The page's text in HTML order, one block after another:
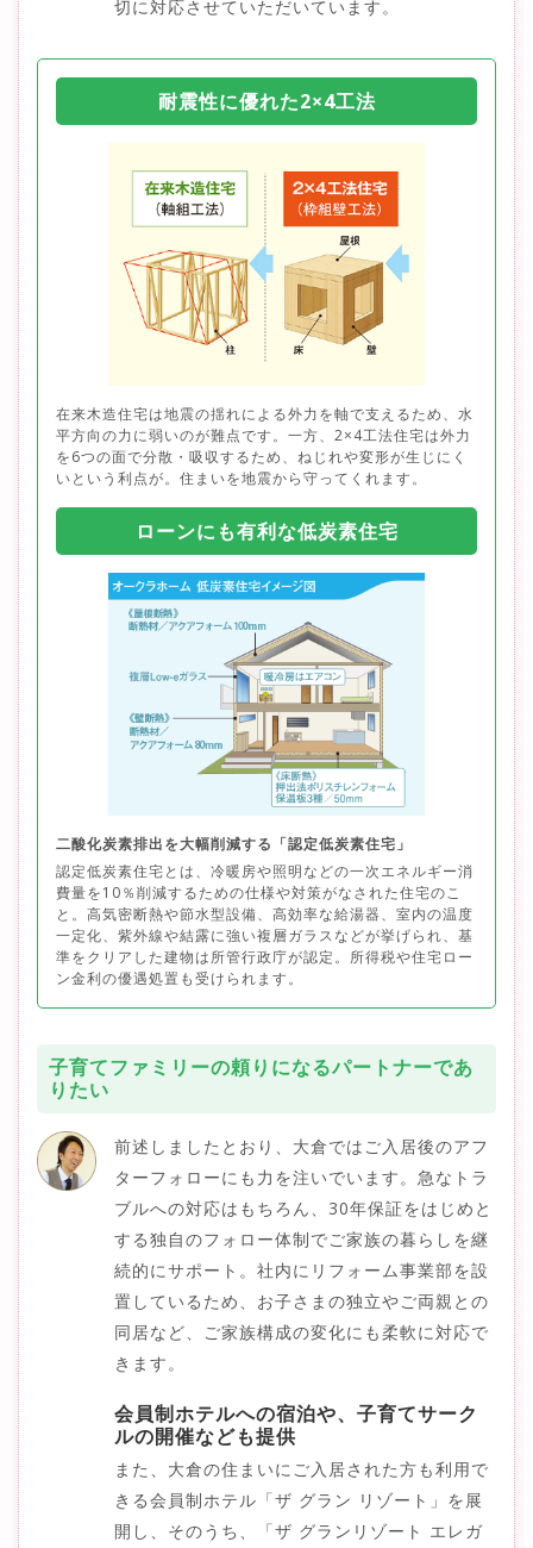
切に対応させていただいています。
耐震性に優れた2×4工法
在来木造住宅は地震の揺れによる外力を軸で支えるため、水
平方向の力に弱いのが難点です。一方、2×4工法住宅は外力
を6つの面で分散・吸収するため、ねじれや変形が生じにく
いという利点が。住まいを地震から守ってくれます。
ローンにも有利な低炭素住宅
二酸化炭素排出を大幅削減する「認定低炭素住宅」
認定低炭素住宅とは、冷暖房や照明などの一次エネルギー消
費量を10％削減するための仕様や対策がなされた住宅のこ
と。高気密断熱や節水型設備、高効率な給湯器、室内の温度
一定化、紫外線や結露に強い複層ガラスなどが挙げられ、基
準をクリアした建物は所管行政庁が認定。所得税や住宅ロー
ン金利の優遇処置も受けられます。
子育てファミリーの頼りになるパートナーであ
りたい
前述しましたとおり、大倉ではご入居後のアフ
ターフォローにも力を注いでいます。急なトラ
ブルへの対応はもちろん、30年保証をはじめと
する独自のフォロー体制でご家族の暮らしを継
続的にサポート。社内にリフォーム事業部を設
置しているため、お子さまの独立やご両親との
同居など、ご家族構成の変化にも柔軟に対応で
きます。
会員制ホテルへの宿泊や、子育てサーク
ルの開催なども提供
また、大倉の住まいにご入居された方も利用で
きる会員制ホテル「ザ グラン リゾート」を展
開し、そのうち、「ザ グランリゾート エレガ